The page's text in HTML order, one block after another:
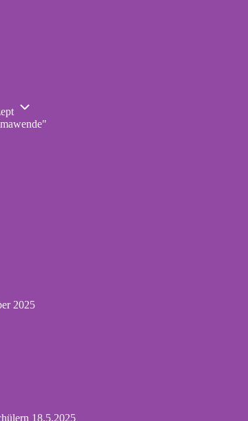
Unternavigation
Arbeitskreis
2025
18.5.2025